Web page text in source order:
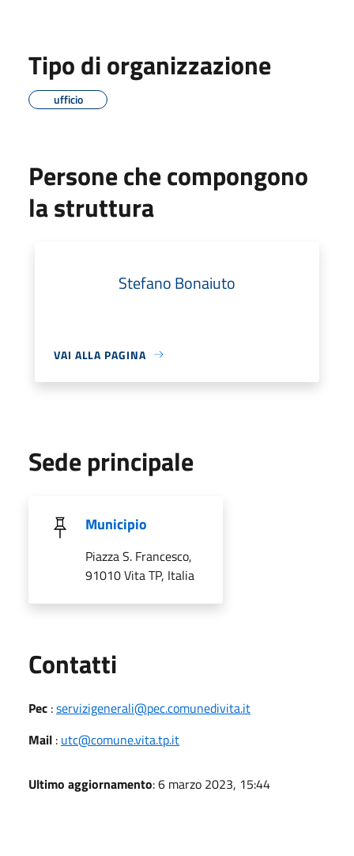
Tipo di organizzazione
ufficio
Persone che compongono
la struttura
Stefano Bonaiuto
VAI ALLA PAGINA
Sede principale
Municipio
Piazza S. Francesco,
91010 Vita TP, Italia
Contatti
Pec :servizigenerali@pec.comunedivita.it
Mail : utc@comune.vita.tp.it
Ultimo aggiornamento: 6 marzo 2023, 15:44